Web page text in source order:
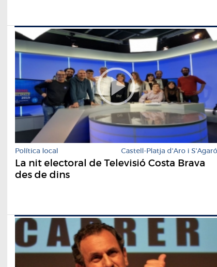
Política local Castell-Platja d'Aro i S'Agaró
La nit electoral de Televisió Costa Brava
des de dins